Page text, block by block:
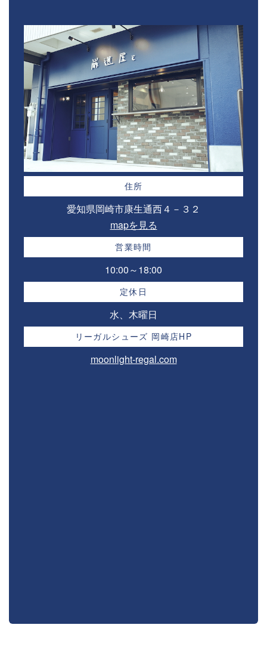
住所
愛知県岡崎市康生通西４－３２⁣
mapを見る
営業時間
10:00～18:00⁣
定休日
水、木曜日
リーガルシューズ 岡崎店HP
moonlight-regal.com